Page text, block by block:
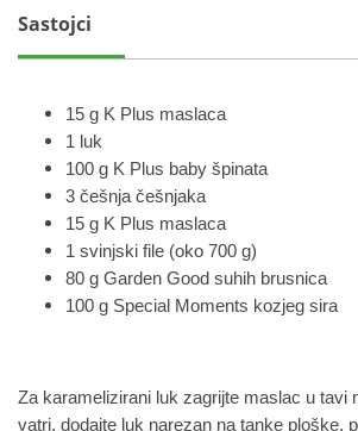
Sastojci
15 g K Plus maslaca
1 luk
100 g K Plus baby špinata
3 češnja češnjaka
15 g K Plus maslaca
1 svinjski file (oko 700 g)
80 g Garden Good suhih brusnica
100 g Special Moments kozjeg sira
Za karamelizirani luk zagrijte maslac u tavi
vatri, dodajte luk narezan na tanke ploške,